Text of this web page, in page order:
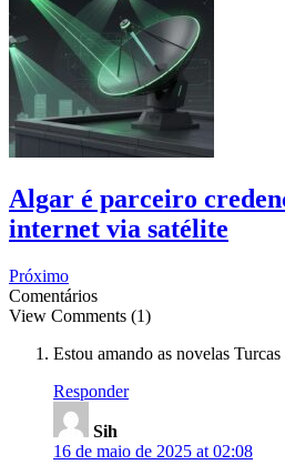
Algar é parceiro
internet via satélite
Próximo
Comentários
View Comments (1)
Estou amando as novelas Turcas
Responder
Sih
16 de maio de 2025 at 02:08